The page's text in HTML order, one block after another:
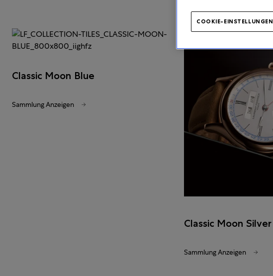
Classic Moon Blue
Sammlung Anzeigen
Classic Moon Silver
Sammlung Anzeigen
COOKIE-EINSTELLUNGEN